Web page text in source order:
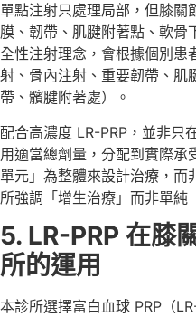
單點注射只處理局部，但膝關
膜、韌帶、肌腱附著點、軟骨
全性注射理念，會根據個別患
射、骨內注射、重要韌帶、肌
帶、髕腱附著處）。
配合高濃度 LR-PRP，並非只
用適當總劑量，分配到實際承
單元」為整體來設計治療，而
所強調「增生治療」而非單純
5. LR-PRP 在膝
所的運用
本診所選擇富白血球 PRP（